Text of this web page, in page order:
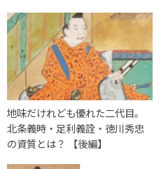
地味だけれども優れた二代目。
北条義時・足利義詮・徳川秀忠
の資質とは？ 【後編】